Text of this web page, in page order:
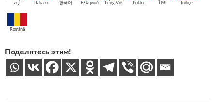
اُردو Italiano 한국어 Ελληνικά Tiếng Việt Polski ไทย Türkçe
Română
Поделитесь этим!